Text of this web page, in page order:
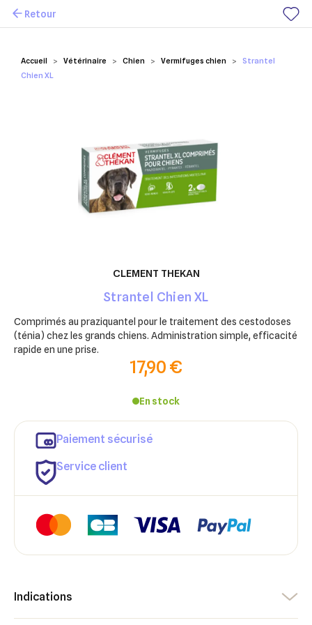
Mes favoris
Accueil Vétérinaire Chien Vermifuges chien
Strantel
Chien XL
Retour
CLEMENT THEKAN
Strantel Chien XL
Comprimés au praziquantel pour le traitement des cestodoses
(ténia) chez les grands chiens. Administration simple, efficacité
rapide en une prise.
17,90 €
En stock
Paiement sécurisé
Service client
Indications ×